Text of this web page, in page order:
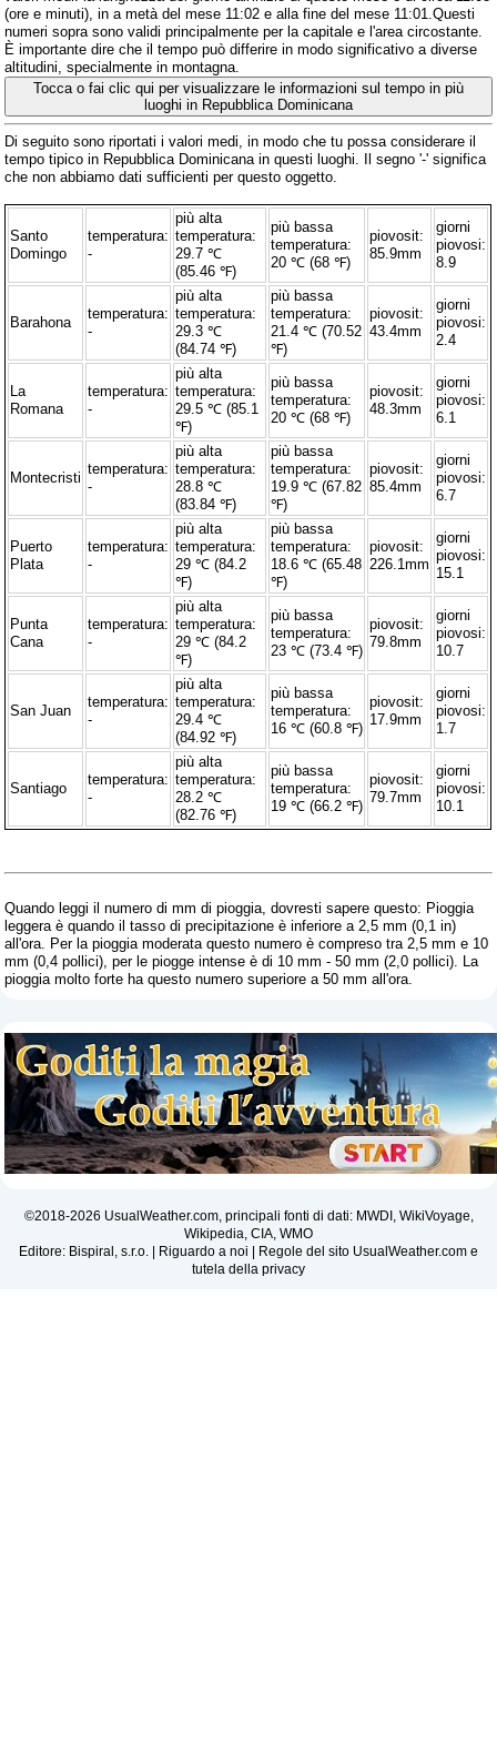
(ore e minuti), in a metà del mese 11:02 e alla fine del mese 11:01.Questi
numeri sopra sono validi principalmente per la capitale e l'area circostante.
È importante dire che il tempo può differire in modo significativo a diverse
altitudini, specialmente in montagna.
Tocca o fai clic qui per visualizzare le informazioni sul tempo in più
luoghi in Repubblica Dominicana
Di seguito sono riportati i valori medi, in modo che tu possa considerare il
tempo tipico in Repubblica Dominicana in questi luoghi. Il segno '-' significa
che non abbiamo dati sufficienti per questo oggetto.
Santo
Domingo
temperatura:
-
più alta
temperatura:
29.7 ℃
(85.46 ℉)
più bassa
temperatura:
20 ℃ (68 ℉)
piovosit:
85.9mm
giorni
piovosi:
8.9
Barahona
temperatura:
-
più alta
temperatura:
29.3 ℃
(84.74 ℉)
più bassa
temperatura:
21.4 ℃ (70.52
℉)
piovosit:
43.4mm
giorni
piovosi:
2.4
La
Romana
temperatura:
-
più alta
temperatura:
29.5 ℃ (85.1
℉)
più bassa
temperatura:
20 ℃ (68 ℉)
piovosit:
48.3mm
giorni
piovosi:
6.1
Montecristi
temperatura:
-
più alta
temperatura:
28.8 ℃
(83.84 ℉)
più bassa
temperatura:
19.9 ℃ (67.82
℉)
piovosit:
85.4mm
giorni
piovosi:
6.7
Puerto
Plata
temperatura:
-
più alta
temperatura:
29 ℃ (84.2
℉)
più bassa
temperatura:
18.6 ℃ (65.48
℉)
piovosit:
226.1mm
giorni
piovosi:
15.1
Punta
Cana
temperatura:
-
più alta
temperatura:
29 ℃ (84.2
℉)
più bassa
temperatura:
23 ℃ (73.4 ℉)
piovosit:
79.8mm
giorni
piovosi:
10.7
San Juan
temperatura:
-
più alta
temperatura:
29.4 ℃
(84.92 ℉)
più bassa
temperatura:
16 ℃ (60.8 ℉)
piovosit:
17.9mm
giorni
piovosi:
1.7
Santiago
temperatura:
-
più alta
temperatura:
28.2 ℃
(82.76 ℉)
più bassa
temperatura:
19 ℃ (66.2 ℉)
piovosit:
79.7mm
giorni
piovosi:
10.1
Quando leggi il numero di mm di pioggia, dovresti sapere questo: Pioggia
leggera è quando il tasso di precipitazione è inferiore a 2,5 mm (0,1 in)
all'ora. Per la pioggia moderata questo numero è compreso tra 2,5 mm e 10
mm (0,4 pollici), per le piogge intense è di 10 mm - 50 mm (2,0 pollici). La
pioggia molto forte ha questo numero superiore a 50 mm all'ora.
©2018-2026 UsualWeather.com, principali fonti di dati: MWDI, WikiVoyage,
Wikipedia, CIA, WMO
Editore: Bispiral, s.r.o. | Riguardo a noi | Regole del sito UsualWeather.com e
tutela della privacy